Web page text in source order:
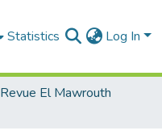
Statistics Log In
Revue El Mawrouth